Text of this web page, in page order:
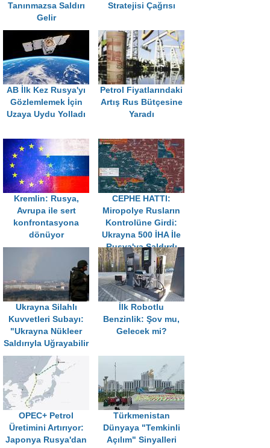
Tanınmazsa Saldırı
Gelir
Stratejisi Çağrısı
AB İlk Kez Rusya'yı
Gözlemlemek İçin
Uzaya Uydu Yolladı
Petrol Fiyatlarındaki
Artış Rus Bütçesine
Yaradı
Kremlin: Rusya,
Avrupa ile sert
konfrontasyona
dönüyor
CEPHE HATTI:
Miropolye Rusların
Kontrolüne Girdi:
Ukrayna 500 İHA İle
Rusya'ya Saldırdı
Ukrayna Silahlı
Kuvvetleri Subayı:
"Ukrayna Nükleer
Saldırıyla Uğrayabilir
İlk Robotlu
Benzinlik: Şov mu,
Gelecek mi?
OPEC+ Petrol
Üretimini Artırıyor:
Japonya Rusya'dan
Türkmenistan
Dünyaya "Temkinli
Açılım" Sinyalleri